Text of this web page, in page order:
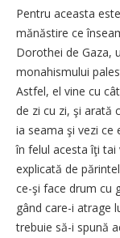
Pentru aceasta
mănăstire ce
Dorothei de Gaza,
monahismului
Astfel, el vine cu
de zi cu zi, şi arată
ia seama şi vezi ce
în felul acesta îţi tai
explicată de
ce-şi face drum cu
gând care-i atrage
trebuie să-i spună